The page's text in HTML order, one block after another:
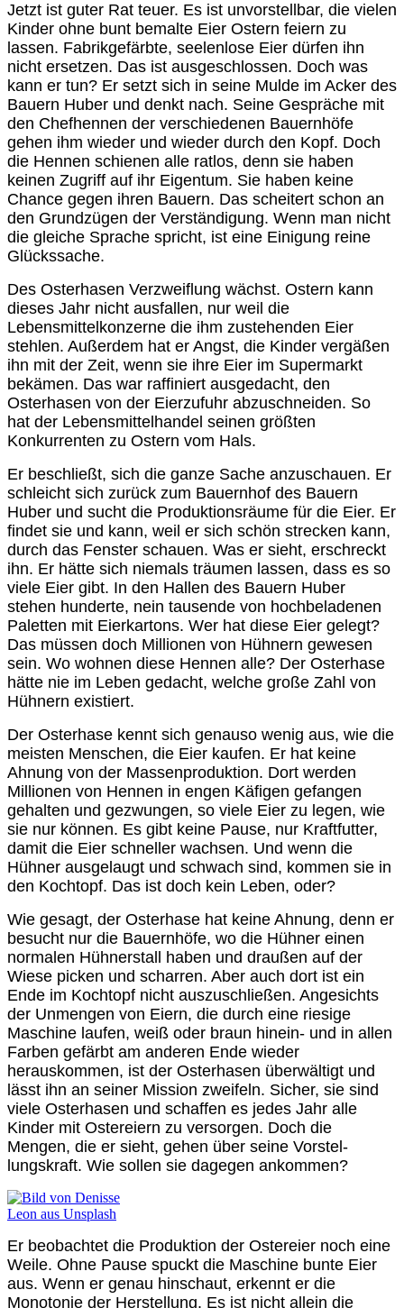
Jetzt ist guter Rat teuer. Es ist unvorstellbar, die vielen
Kinder ohne bunt bemalte Eier Ostern feiern zu
lassen. Fabrikgefärbte, seelenlose Eier dürfen ihn
nicht ersetzen. Das ist ausgeschlossen. Doch was
kann er tun? Er setzt sich in seine Mulde im Acker des
Bauern Huber und denkt nach. Seine Gespräche mit
den Chefhennen der verschiedenen Bauernhöfe
gehen ihm wieder und wieder durch den Kopf. Doch
die Hennen schienen alle ratlos, denn sie haben
keinen Zugriff auf ihr Eigentum. Sie haben keine
Chance gegen ihren Bauern. Das scheitert schon an
den Grundzügen der Verständigung. Wenn man nicht
die gleiche Sprache spricht, ist eine Einigung reine
Glückssache.
Des Osterhasen Verzweiflung wächst. Ostern kann
dieses Jahr nicht ausfallen, nur weil die
Lebensmittelkonzerne die ihm zustehenden Eier
stehlen. Außerdem hat er Angst, die Kinder vergäßen
ihn mit der Zeit, wenn sie ihre Eier im Supermarkt
bekämen. Das war raffiniert ausgedacht, den
Osterhasen von der Eierzufuhr abzuschneiden. So
hat der Lebensmittelhandel seinen größten
Konkurrenten zu Ostern vom Hals.
Er beschließt, sich die ganze Sache anzuschauen. Er
schleicht sich zurück zum Bauernhof des Bauern
Huber und sucht die Produktionsräume für die Eier. Er
findet sie und kann, weil er sich schön strecken kann,
durch das Fenster schauen. Was er sieht, erschreckt
ihn. Er hätte sich niemals träumen lassen, dass es so
viele Eier gibt. In den Hallen des Bauern Huber
stehen hunderte, nein tausende von hochbeladenen
Paletten mit Eierkartons. Wer hat diese Eier gelegt?
Das müssen doch Millionen von Hühnern gewesen
sein. Wo wohnen diese Hennen alle? Der Osterhase
hätte nie im Leben gedacht, welche große Zahl von
Hühnern existiert.
Der Osterhase kennt sich genauso wenig aus, wie die
meisten Menschen, die Eier kaufen. Er hat keine
Ahnung von der Massenproduktion. Dort werden
Millionen von Hennen in engen Käfigen gefangen
gehalten und gezwungen, so viele Eier zu legen, wie
sie nur können. Es gibt keine Pause, nur Kraftfutter,
damit die Eier schneller wachsen. Und wenn die
Hühner ausgelaugt und schwach sind, kommen sie in
den Kochtopf. Das ist doch kein Leben, oder?
Wie gesagt, der Osterhase hat keine Ahnung, denn er
besucht nur die Bauernhöfe, wo die Hühner einen
normalen Hühnerstall haben und draußen auf der
Wiese picken und scharren. Aber auch dort ist ein
Ende im Kochtopf nicht auszuschließen. Angesichts
der Unmengen von Eiern, die durch eine riesige
Maschine laufen, weiß oder braun hinein- und in allen
Farben gefärbt am anderen Ende wieder
herauskommen, ist der Osterhasen überwältigt und
lässt ihn an seiner Mission zweifeln. Sicher, sie sind
viele Osterhasen und schaffen es jedes Jahr alle
Kinder mit Ostereiern zu versorgen. Doch die
Mengen, die er sieht, gehen über seine Vorstel-
lungskraft. Wie sollen sie dagegen ankommen?
Er beobachtet die Produktion der Ostereier noch eine
Weile. Ohne Pause spuckt die Maschine bunte Eier
aus. Wenn er genau hinschaut, erkennt er die
Monotonie der Herstellung. Es ist nicht allein die